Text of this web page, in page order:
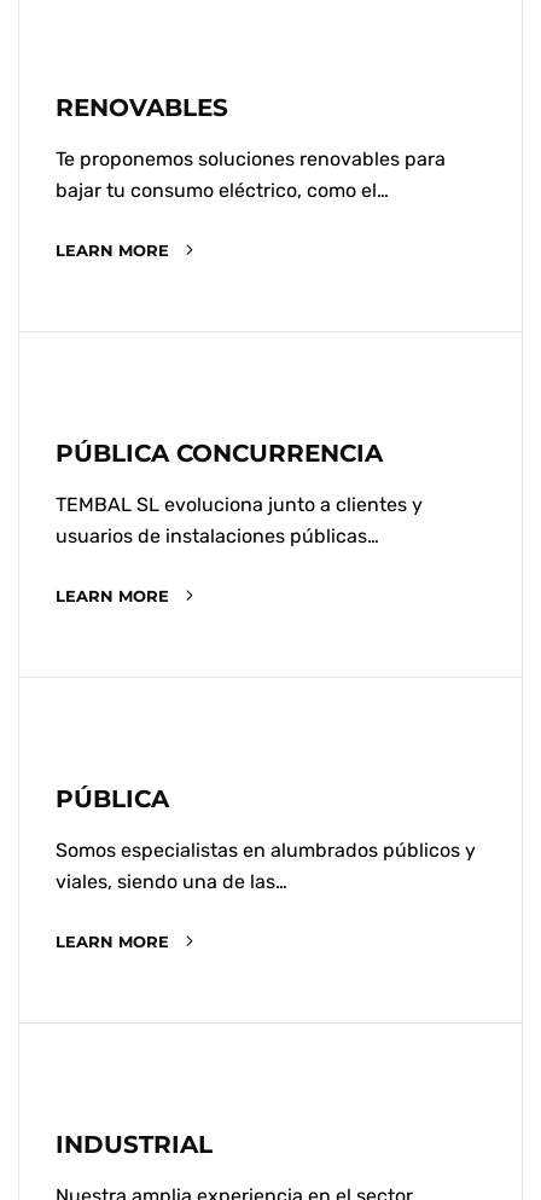
RENOVABLES
Te proponemos soluciones renovables para
bajar tu consumo eléctrico, como el…
LEARN MORE
PÚBLICA CONCURRENCIA
TEMBAL SL evoluciona junto a clientes y
usuarios de instalaciones públicas…
LEARN MORE
PÚBLICA
Somos especialistas en alumbrados públicos y
viales, siendo una de las…
LEARN MORE
INDUSTRIAL
Nuestra amplia experiencia en el sector